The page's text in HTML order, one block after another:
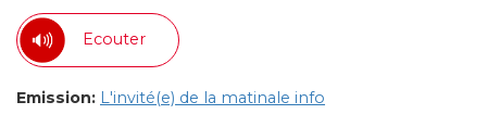
Ecouter
Emission: L'invité(e) de la matinale info